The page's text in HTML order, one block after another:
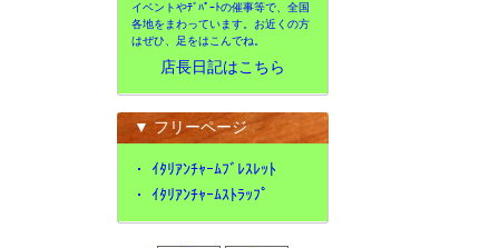
イベントやﾃﾞﾊﾟｰﾄの催事等で、全国
各地をまわっています。お近くの方
はぜひ、足をはこんでね。
店長日記はこちら
▼ フリーページ
・ ｲﾀﾘｱﾝﾁｬｰﾑﾌﾞﾚｽﾚｯﾄ
・ ｲﾀﾘｱﾝﾁｬｰﾑｽﾄﾗｯﾌﾟ